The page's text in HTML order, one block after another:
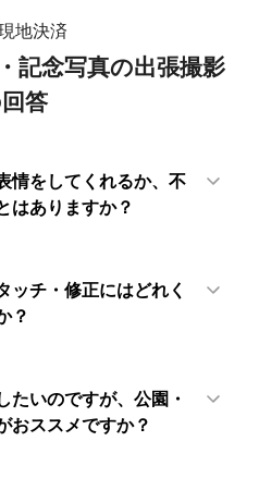
地決済
記念写真の出張撮影
答
情をしてくれるか、不
はありますか？
ッチ・修正にはどれく
？
たいのですが、公園・
おススメですか？